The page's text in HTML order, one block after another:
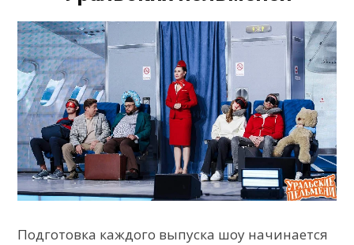
Подготовка каждого выпуска шоу начинается